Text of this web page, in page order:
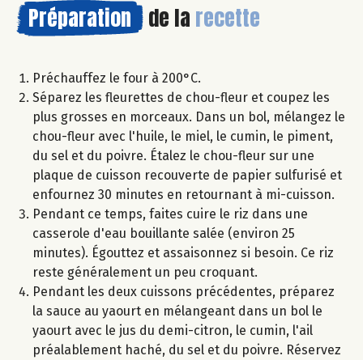
Préparation de la recette
Préchauffez le four à 200°C.
Séparez les fleurettes de chou-fleur et coupez les
plus grosses en morceaux. Dans un bol, mélangez le
chou-fleur avec l'huile, le miel, le cumin, le piment,
du sel et du poivre. Étalez le chou-fleur sur une
plaque de cuisson recouverte de papier sulfurisé et
enfournez 30 minutes en retournant à mi-cuisson.
Pendant ce temps, faites cuire le riz dans une
casserole d'eau bouillante salée (environ 25
minutes). Égouttez et assaisonnez si besoin. Ce riz
reste généralement un peu croquant.
Pendant les deux cuissons précédentes, préparez
la sauce au yaourt en mélangeant dans un bol le
yaourt avec le jus du demi-citron, le cumin, l'ail
préalablement haché, du sel et du poivre. Réservez